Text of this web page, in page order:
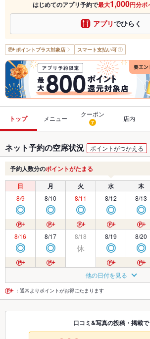
はじめてのアプリ予約で最大1,000円分ポ
アプリでひらく
ポイントプラス対象店 スマート支払い可
トップ メニュー
クーポン
7 店内
ネット予約の空席状況 ポイントがつかえる
予約人数分のポイントがたまる
日 月 火 水 木
8/9
◎
8/10
◎
8/11
◎
8/12
◎
8/13
◎
8/16
◎
8/17
◎
8/18
休
8/19
◎
8/20
◎
◎ ◎
8/25
◎
8/26
◎
8/27
◎
8/30 8/31 9/1
◎
9/2
◎
9/3
◎
他の日付を見る
：通常よりポイントがお得にたまります
口コミ&写真の投稿・掲載で